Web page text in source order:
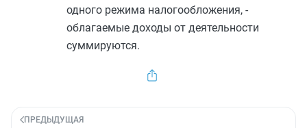
одного режима налогообложения, -
облагаемые доходы от деятельности
суммируются.
ПРЕДЫДУЩАЯ